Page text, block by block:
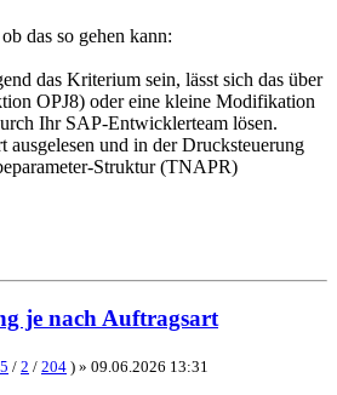
das so gehen kann:
das Kriterium sein, lässt sich das über
OPJ8) oder eine kleine Modifikation
Ihr SAP-Entwicklerteam lösen.
und in der Drucksteuerung
Struktur (TNAPR)
je nach Auftragsart
/ 2 / 204 ) » 09.06.2026 13:31